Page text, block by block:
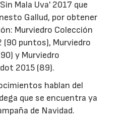
Mala Uva' 2017 que
Gallud, por obtener
Murviedro Colección
(90 puntos), Murviedro
y Murviedro
2015 (89).
hablan del
que se encuentra ya
de Navidad.